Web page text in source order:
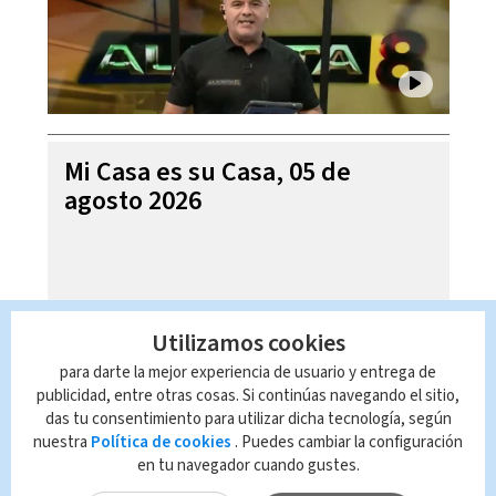
Mi Casa es su Casa, 05 de
agosto 2026
Utilizamos cookies
para darte la mejor experiencia de usuario y entrega de
publicidad, entre otras cosas. Si continúas navegando el sitio,
das tu consentimiento para utilizar dicha tecnología, según
nuestra Política de cookies . Puedes cambiar la configuración
en tu navegador cuando gustes.